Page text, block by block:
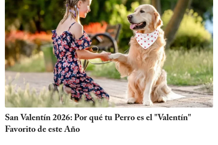
San Valentín 2026: Por qué tu Perro es el "Valentín"
Favorito de este Año